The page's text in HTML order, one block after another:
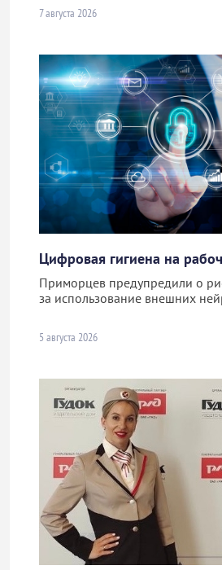
7 августа 2026
Цифровая гигиена на
Приморцев предупредили о
за использование внешних
5 августа 2026